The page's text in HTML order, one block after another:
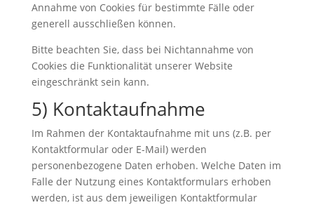
Annahme von Cookies für bestimmte Fälle oder
generell ausschließen können.
Bitte beachten Sie, dass bei Nichtannahme von
Cookies die Funktionalität unserer Website
eingeschränkt sein kann.
5) Kontaktaufnahme
Im Rahmen der Kontaktaufnahme mit uns (z.B. per
Kontaktformular oder E-Mail) werden
personenbezogene Daten erhoben. Welche Daten im
Falle der Nutzung eines Kontaktformulars erhoben
werden, ist aus dem jeweiligen Kontaktformular